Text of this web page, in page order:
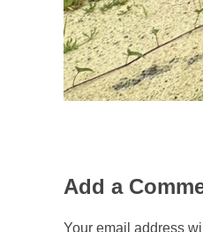
Add a
Your email address